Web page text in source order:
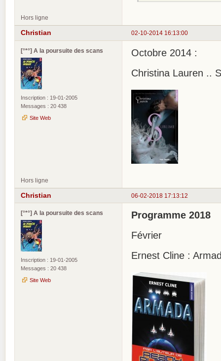
Hors ligne
02-10-2014 16:13:00
Christian
[°*°] A la poursuite des scans
Inscription : 19-01-2005
Messages : 20 438
Site Web
Octobre 2014 :
Christina Lauren ..
Hors ligne
06-02-2018 17:13:12
Christian
[°*°] A la poursuite des scans
Inscription : 19-01-2005
Messages : 20 438
Site Web
Programme 2018
Février
Ernest Cline :